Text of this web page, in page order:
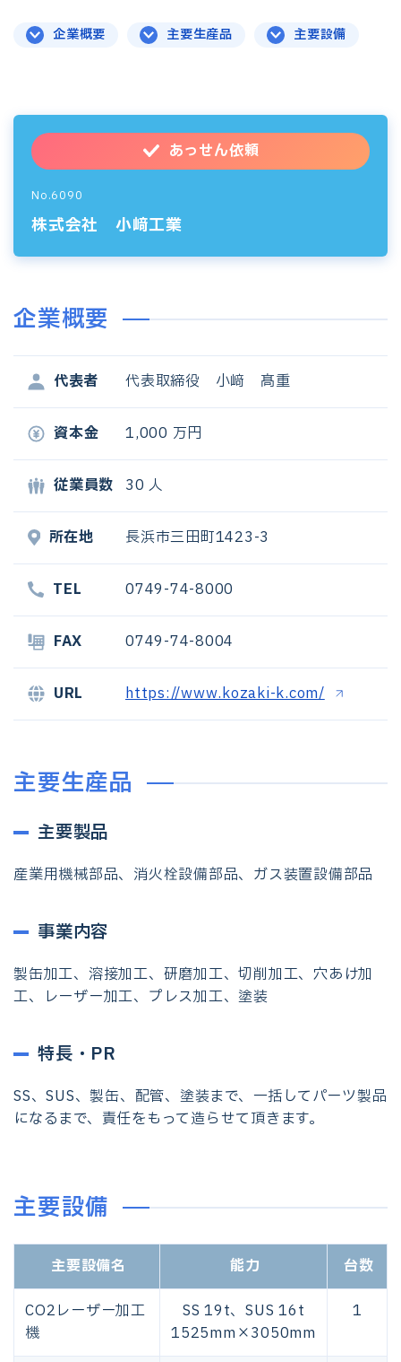
企業概要 主要生産品 主要設備
あっせん依頼
No.6090
株式会社 小﨑工業
企業概要
代表者 代表取締役 小﨑 髙重
資本金 1,000 万円
従業員数 30 人
所在地 長浜市三田町1423-3
TEL 0749-74-8000
FAX 0749-74-8004
URL https://www.kozaki-k.com/
主要生産品
主要製品
産業用機械部品、消火栓設備部品、ガス装置設備部品
事業内容
製缶加工、溶接加工、研磨加工、切削加工、穴あけ加
工、レーザー加工、プレス加工、塗装
特長・PR
SS、SUS、製缶、配管、塗装まで、一括してパーツ製品
になるまで、責任をもって造らせて頂きます。
主要設備
主要設備名 能力 台数
CO2レーザー加工
機
SS 19t、SUS 16t
1525mm×3050mm
1